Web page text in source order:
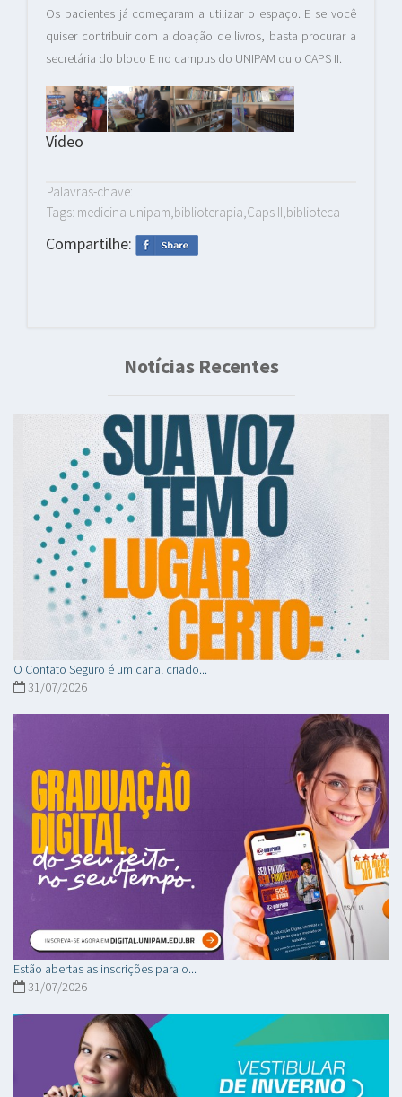
Os pacientes já começaram a utilizar o espaço. E se você
quiser contribuir com a doação de livros, basta procurar a
secretária do bloco E no campus do UNIPAM ou o CAPS II.
Vídeo
Palavras-chave:
Tags: medicina unipam,biblioterapia,Caps II,biblioteca
Compartilhe:
Notícias Recentes
O Contato Seguro é um canal criado...
31/07/2026
Estão abertas as inscrições para o...
31/07/2026